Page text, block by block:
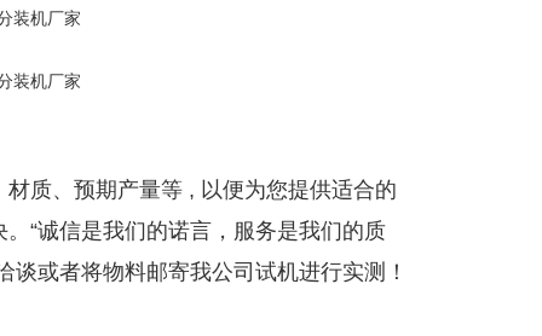
质、预期产量等 , 以便为您提供适合的
“诚信是我们的诺言，服务是我们的质
或者将物料邮寄我公司试机进行实测！